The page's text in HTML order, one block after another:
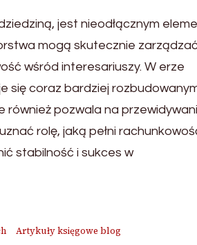
jest nieodłącznym
mogą skutecznie zarządzać
wśród interesariuszy. W erze
się coraz bardziej
również pozwala na
rolę, jaką pełni
stabilność i sukces w
Artykuły księgowe blog